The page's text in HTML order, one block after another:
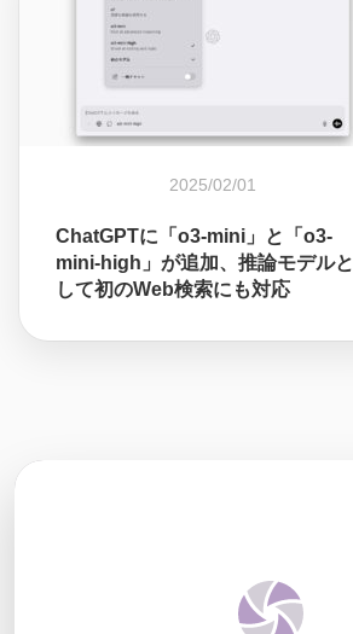
2025/02/01
ChatGPTに「o3-mini」と「o3-
mini-high」が追加、推論モデルと
して初のWeb検索にも対応